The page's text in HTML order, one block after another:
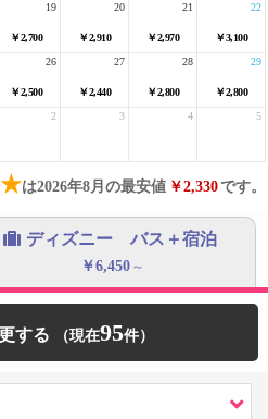
￥2,700
19
￥2,910
20
￥2,970
21
￥3,100
22
￥2,500
26
￥2,440
27
￥2,800
28
￥2,800
29
2 3 4 5
★は2026年8月の最安値 ￥2,330です。
ディズニー バス＋宿泊
￥6,450 ～
する 95